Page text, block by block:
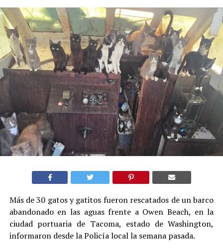
Más de 30 gatos y gatitos fueron rescatados de un barco
abandonado en las aguas frente a Owen Beach, en la
ciudad portuaria de Tacoma, estado de Washington,
informaron desde la Policía local la semana pasada.